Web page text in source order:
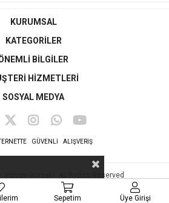
KURUMSAL
KATEGORİLER
BİLGİLER
HİZMETLERİ
SOSYAL MEDYA
GÜVENLİ ALIŞVERİŞ
Vizyon Görsel I All Rights Reserved
Sepetim Üye Girişi